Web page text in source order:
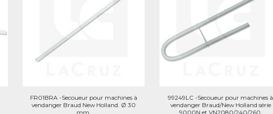
FR01BRA -Secoueur pour machines à
vendanger Braud New Holland. Ø 30
mm.
99249LC -Secoueur pour machines à
vendanger Braud/New Holland série
9000N et VN2080/240/260.